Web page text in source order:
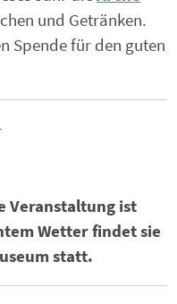
und Getränken.
Spende für den guten
Veranstaltung ist
Wetter findet sie
statt.